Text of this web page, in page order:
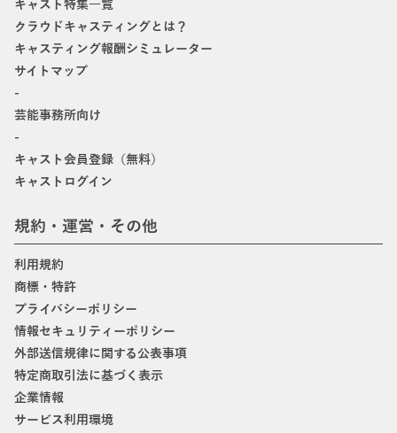
キャスト特集一覧
クラウドキャスティングとは？
キャスティング報酬シミュレーター
サイトマップ
-
芸能事務所向け
-
キャスト会員登録（無料）
キャストログイン
規約・運営・その他
利用規約
商標・特許
プライバシーポリシー
情報セキュリティーポリシー
外部送信規律に関する公表事項
特定商取引法に基づく表示
企業情報
サービス利用環境